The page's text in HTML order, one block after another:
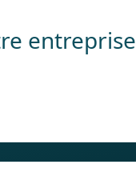
entreprise